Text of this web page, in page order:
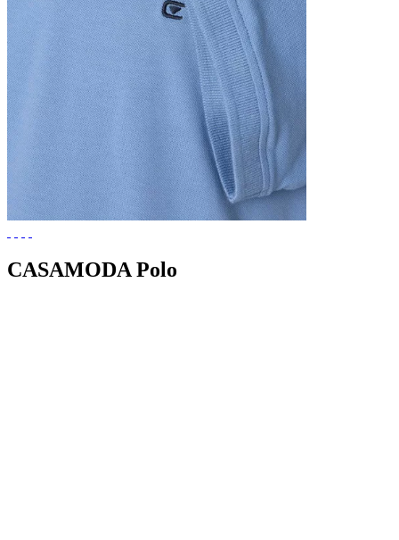
CASAMODA Polo